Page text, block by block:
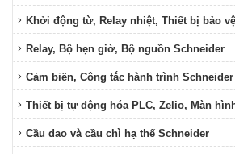
Khởi động từ, Relay nhiệt, Thiết bị bảo
Relay, Bộ hẹn giờ, Bộ nguồn Schneider
Cảm biến, Công tắc hành trình Schneider
Thiết bị tự động hóa PLC, Zelio, Màn
Cầu dao và cầu chì hạ thế Schneider